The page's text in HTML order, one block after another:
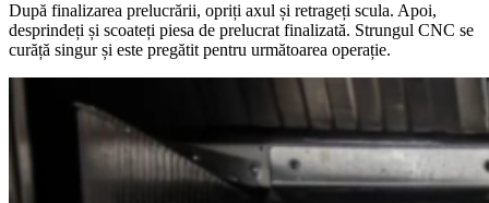
După finalizarea prelucrării, opriți axul și retrageți scula. Apoi,
desprindeți și scoateți piesa de prelucrat finalizată. Strungul CNC se
curăță singur și este pregătit pentru următoarea operație.